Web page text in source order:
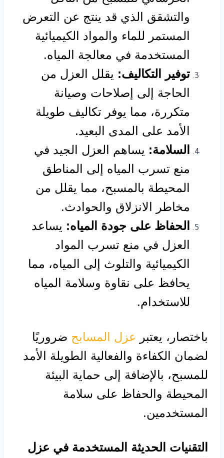
والتشقق الذي قد ينتج عن التعرض
المستمر للماء والمواد الكيميائية
المستخدمة في معالجة المياه.
توفير التكاليف: يقلل العزل من
الحاجة إلى إصلاحات وصيانة
متكررة، مما يوفر تكاليف طويلة
الأمد على المدى البعيد.
السلامة: يساهم العزل الجيد في
منع تسرب المياه إلى المناطق
المحيطة بالمسبح، مما يقلل من
مخاطر الانزلاق والحوادث.
الحفاظ على جودة المياه: يساعد
العزل في منع تسرب المواد
الكيميائية والتلوث إلى المياه، مما
يحافظ على نقاوة وسلامة المياه
للاستخدام.
باختصار، يعتبر عزل المسابح ضروريًا
لضمان الكفاءة والفعالية الطويلة الأمد
للمسبح، بالإضافة إلى حماية البيئة
المحيطة والحفاظ على سلامة
المستخدمين.
التقنيات الحديثة المستخدمة في عزل